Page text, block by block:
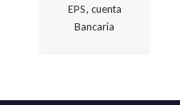
EPS, cuenta
Bancaria